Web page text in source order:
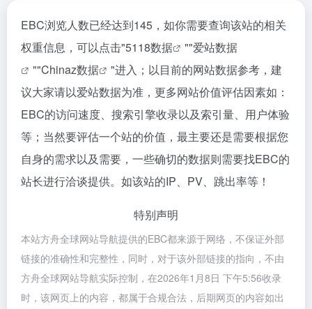
EBC浏览人数已经达到145，如你需要查询该站的相关
权重信息，可以点击"5118数据 ""爱站数据
""Chinaz数据
"进入；以目前的网站数据参考，建
议大家请以爱站数据为准，更多网站价值评估因素如：
EBC的访问速度、搜索引擎收录以及索引量、用户体验
等；当然要评估一个站的价值，最主要还是需要根据您
自身的需求以及需要，一些确切的数据则需要找EBC的
站长进行洽谈提供。如该站的IP、PV、跳出率等！
特别声明
本站方舟全球网站导航提供的EBC都来源于网络，不保证外部
链接的准确性和完整性，同时，对于该外部链接的指向，不由
方舟全球网站导航实际控制，在2026年1月8日 下午5:56收录
时，该网页上的内容，都属于合规合法，后期网页的内容如出